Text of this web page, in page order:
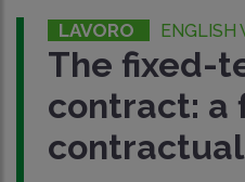
LAVORO ENGLISH
The fixed-
contract: a